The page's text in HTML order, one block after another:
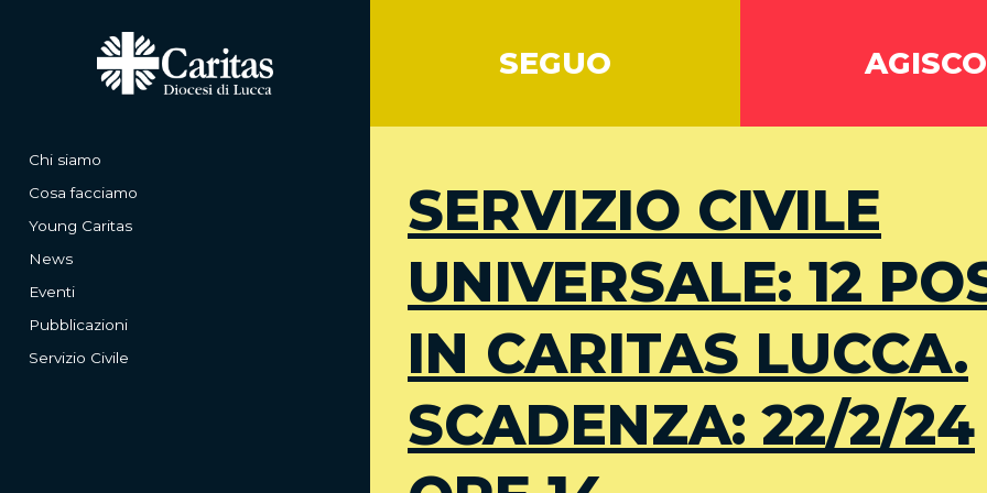
Chi siamo
Cosa facciamo
Young Caritas
News
Eventi
Pubblicazioni
Servizio Civile
SEGUO AGISCO
SERVIZIO CIVILE
UNIVERSALE: 12
IN CARITAS LUCCA.
SCADENZA: 22/2/24